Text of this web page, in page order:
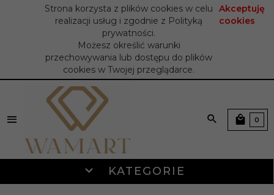
Strona korzysta z plików cookies w celu
realizacji usług i zgodnie z Polityką
prywatności.
Możesz określić warunki
przechowywania lub dostępu do plików
cookies w Twojej przeglądarce.
Akceptuję
cookies
KATEGORIE
0